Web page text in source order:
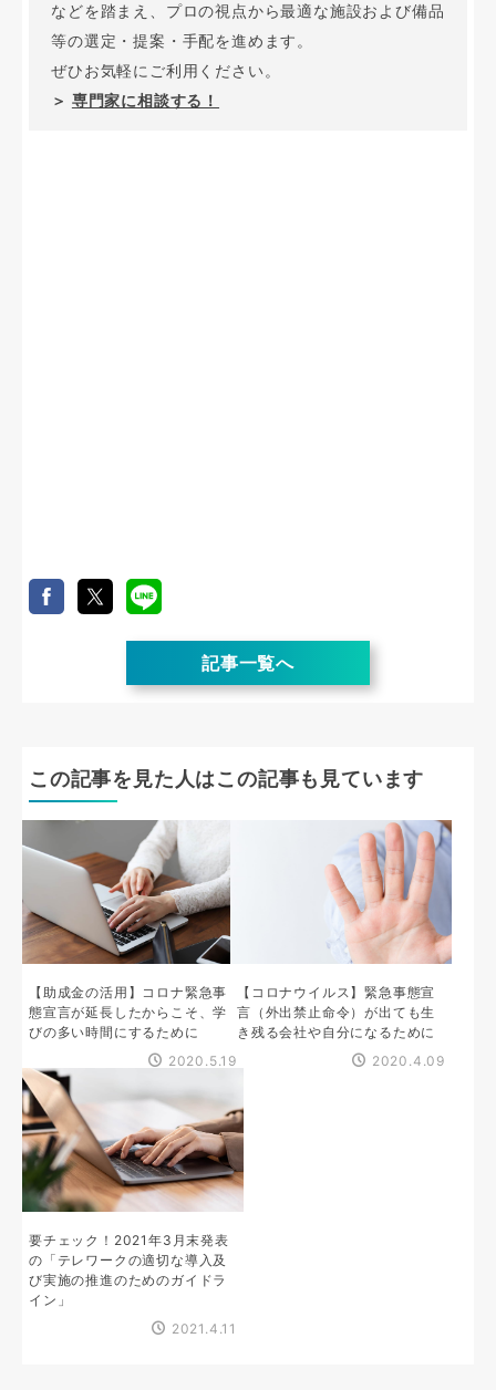
などを踏まえ、プロの視点から最適な施設および備品
等の選定・提案・手配を進めます。
ぜひお気軽にご利用ください。
＞ 専門家に相談する！
記事一覧へ
この記事を見た人はこの記事も見ています
【助成金の活用】コロナ緊急事
態宣言が延長したからこそ、学
びの多い時間にするために
2020.5.19
【コロナウイルス】緊急事態宣
言（外出禁止命令）が出ても生
き残る会社や自分になるために
2020.4.09
要チェック！2021年3月末発表
の「テレワークの適切な導入及
び実施の推進のためのガイドラ
イン」
2021.4.11